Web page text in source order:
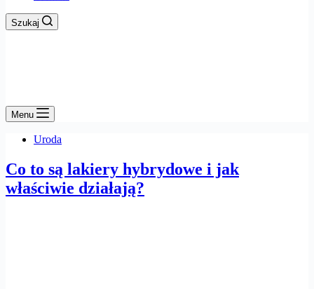
Szukaj
Menu
Uroda
Co to są lakiery hybrydowe i jak
właściwie działają?